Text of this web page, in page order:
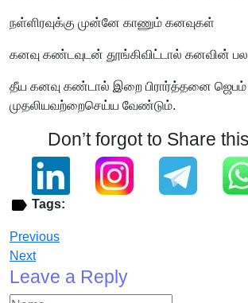
நள்ளிரவுக்கு முன்னே காணும் கனவுகள்
கனவு கண்டவுடன் தூங்கிவிட்டால் கனவின்
தீய கனவு கண்டால் இறை பிரார்த்தனை ஜெபம் ,
முதலியவற்றைசெய்ய வேண்டும்.
Don’t forgot to Share
Tags:
Previous
Next
Leave a Reply